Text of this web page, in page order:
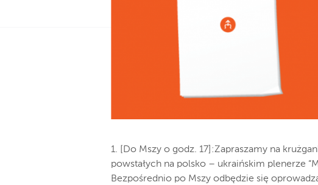
1. [Do Mszy o godz. 17]:Zapraszamy na
powstałych na polsko – ukraińskim plenerze
Bezpośrednio po Mszy odbędzie się